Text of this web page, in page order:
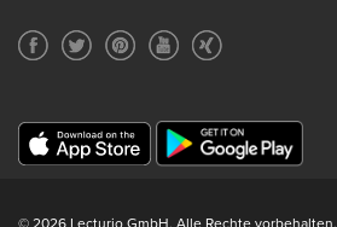
© 2026 Lecturio GmbH. Alle Rechte vorbehalten.